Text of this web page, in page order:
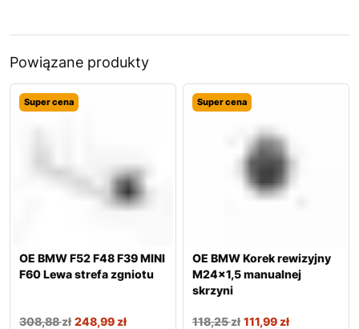
Powiązane produkty
Super cena
OE BMW F52 F48 F39 MINI
F60 Lewa strefa zgniotu
308,88zł 248,99zł
Super cena
OE BMW Korek rewizyjny
M24x1,5 manualnej
skrzyni
118,25zł 111,99zł